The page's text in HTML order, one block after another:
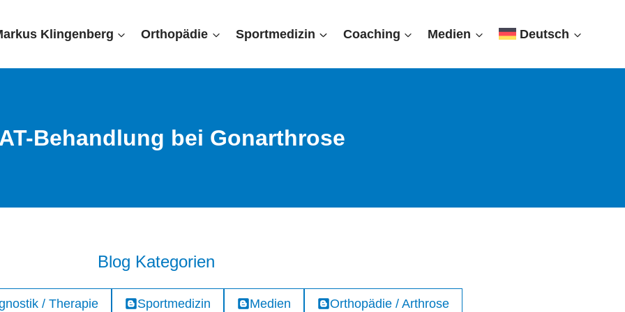
Klingenberg Orthopädie Sportmedizin Coaching Medien Deutsch
Behandlung bei Gonarthrose
Blog Kategorien
/ Therapie Sportmedizin Medien Orthopädie / Arthrose